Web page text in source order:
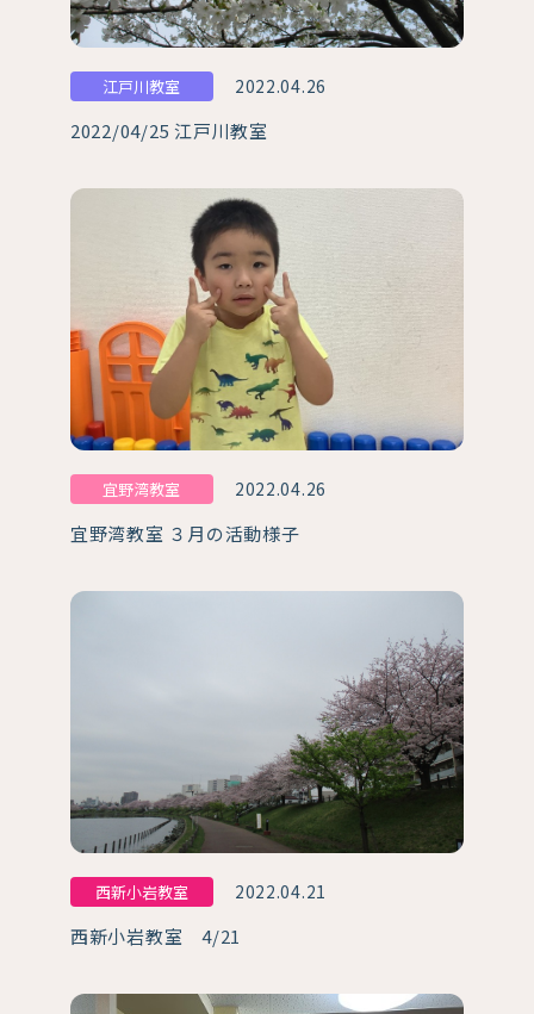
江戸川教室 2022.04.26
2022/04/25 江戸川教室
宜野湾教室 2022.04.26
宜野湾教室 ３月の活動様子
西新小岩教室 2022.04.21
西新小岩教室 4/21